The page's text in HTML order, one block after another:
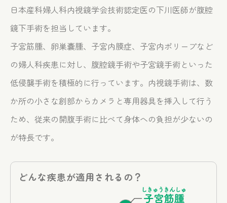
日本産科婦人科内視鏡学会技術認定医の下川医師が腹腔
鏡下手術を担当しています。
子宮筋腫、卵巣嚢腫、子宮内膜症、子宮内ポリープなど
の婦人科疾患に対し、腹腔鏡手術や子宮鏡手術といった
低侵襲手術を積極的に行っています。内視鏡手術は、数
か所の小さな創部からカメラと専用器具を挿入して行う
ため、従来の開腹手術に比べて身体への負担が少ないの
が特長です。
どんな疾患が適用されるの？